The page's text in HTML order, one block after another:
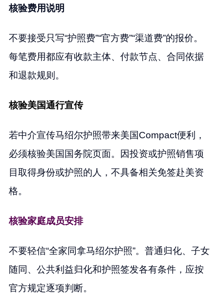
核验费用说明
不要接受只写“护照费”“官方费”“渠道费”的报价。
每笔费用都应有收款主体、付款节点、合同依据
和退款规则。
核验美国通行宣传
若中介宣传马绍尔护照带来美国Compact便利，
必须核验美国国务院页面。因投资或护照销售项
目取得身份或护照的人，不具备相关免签赴美资
格。
核验家庭成员安排
不要轻信“全家同拿马绍尔护照”。普通归化、子女
随同、公共利益归化和护照签发各有条件，应按
官方规定逐项判断。